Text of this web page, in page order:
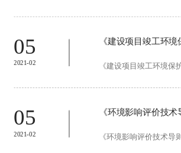
05
2021-02
《建设项目竣工环
《建设项目竣工环境保
05
2021-02
《环境影响评价技术
《环境影响评价技术导